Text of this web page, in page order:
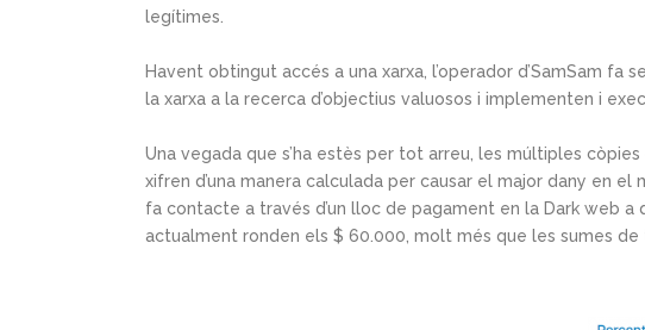
legítimes.
Havent obtingut accés a una xarxa, l’operador d’SamSam fa
la xarxa a la recerca d’objectius valuosos i implementen i
Una vegada que s’ha estès per tot arreu, les múltiples
xifren d’una manera calculada per causar el major dany en
fa contacte a través d’un lloc de pagament en la Dark web
actualment ronden els $ 60.000, molt més que les sumes